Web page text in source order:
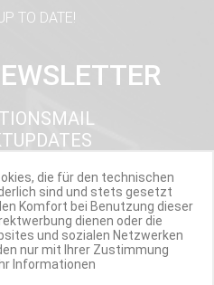
TO DATE!
Community!
die für den technischen
sind und stets gesetzt
Komfort bei Benutzung dieser
dienen oder die
und sozialen Netzwerken
nur mit Ihrer Zustimmung
Informationen